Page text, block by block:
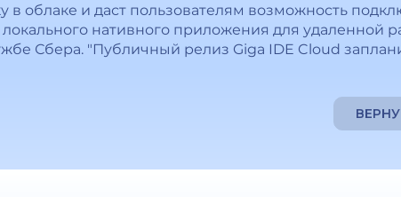
в облаке и даст пользователям возможность
нативного приложения для удаленной
Сбера. "Публичный релиз Giga IDE Cloud